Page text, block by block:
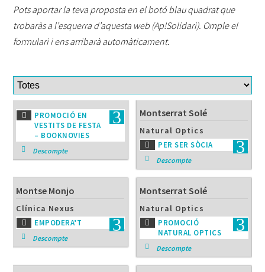
Pots aportar la teva proposta en el botó blau quadrat que
trobaràs a l’esquerra d’aquesta web (Ap!Solidari). Omple el
formulari i ens arribarà automàticament.
PROMOCIÓ EN
VESTITS DE FESTA
– BOOKNOVIES
Descompte
Montserrat Solé
Natural Optics
PER SER SÒCIA
Descompte
Montse Monjo
Clínica Nexus
EMPODERA’T
Descompte
Montserrat Solé
Natural Optics
PROMOCIÓ
NATURAL OPTICS
Descompte